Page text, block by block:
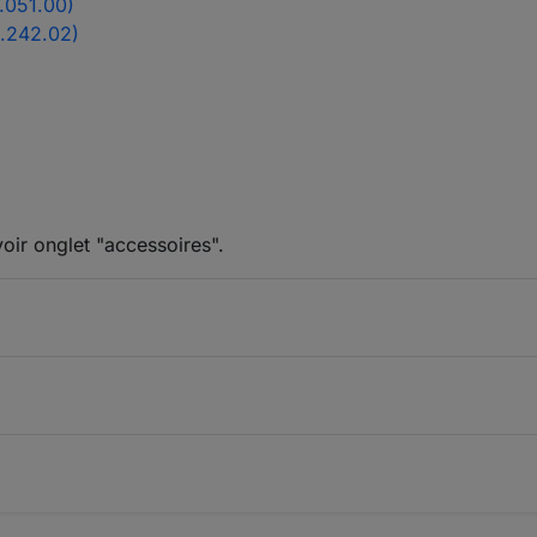
onglet "accessoires".